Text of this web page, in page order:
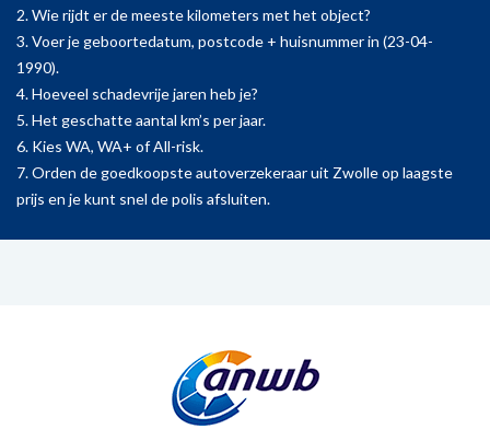
2. Wie rijdt er de meeste kilometers met het object?
3. Voer je geboortedatum, postcode + huisnummer in (23-04-
1990).
4. Hoeveel schadevrije jaren heb je?
5. Het geschatte aantal km’s per jaar.
6. Kies WA, WA+ of All-risk.
7. Orden de goedkoopste autoverzekeraar uit Zwolle op laagste
prijs en je kunt snel de polis afsluiten.